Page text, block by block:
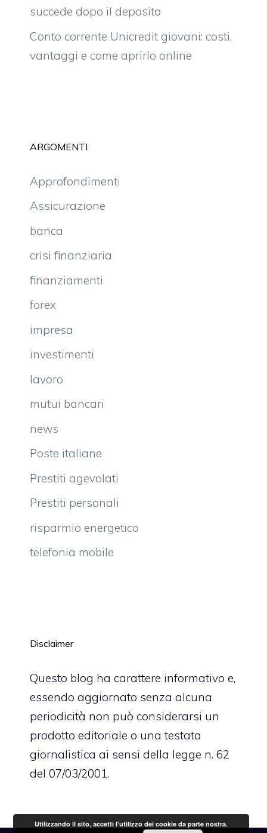
succede dopo il deposito
Conto corrente Unicredit giovani: costi,
vantaggi e come aprirlo online
ARGOMENTI
Approfondimenti
Assicurazione
banca
crisi finanziaria
finanziamenti
forex
impresa
investimenti
lavoro
mutui bancari
news
Poste italiane
Prestiti agevolati
Prestiti personali
risparmio energetico
telefonia mobile
Disclaimer
Questo blog ha carattere informativo e,
essendo aggiornato senza alcuna
periodicità non può considerarsi un
prodotto editoriale o una testata
giornalistica ai sensi della legge n. 62
del 07/03/2001.
Utilizzando il sito, accetti l'utilizzo dei cookie da parte nostra.